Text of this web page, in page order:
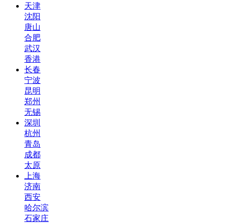
天津
沈阳
唐山
合肥
武汉
香港
长春
宁波
昆明
郑州
无锡
深圳
杭州
青岛
成都
太原
上海
济南
西安
哈尔滨
石家庄